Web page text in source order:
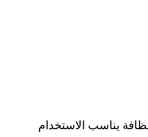
يناسب الاستخدام